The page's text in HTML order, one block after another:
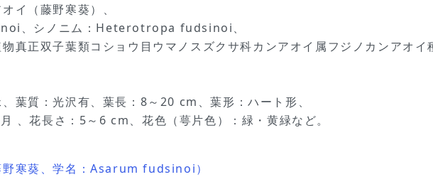
イ（藤野寒葵）、
、シノニム：Heterotropa fudsinoi、
真正双子葉類コショウ目ウマノスズクサ科カンアオイ属フジノカンアオイ
葉質：光沢有、葉長：8～20 cm、葉形：ハート形、
、花長さ：5～6 cm、花色（萼片色）：緑・黄緑など。
野寒葵、学名：Asarum fudsinoi）